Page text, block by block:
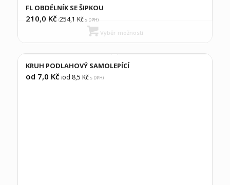
FL OBDÉLNÍK SE ŠIPKOU
210,0 Kč (254,1 Kčs DPH)
Výběr možností
KRUH PODLAHOVÝ SAMOLEPÍCÍ
od 7,0 Kč (od 8,5 Kčs DPH)